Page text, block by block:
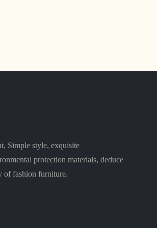
Simple style, exquisite
protection materials, deduce
of fashion furniture.